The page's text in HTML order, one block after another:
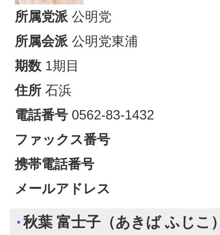
所属党派 公明党
所属会派 公明党東浦
期数 1期目
住所 石浜
電話番号 0562-83-1432
ファックス番号
携帯電話番号
メールアドレス
秋葉 富士子（あきば ふじこ